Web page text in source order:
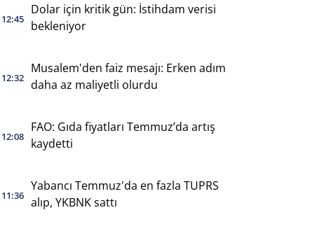
12:45
Dolar için kritik gün: İstihdam verisi
bekleniyor
12:32
Musalem'den faiz mesajı: Erken adım
daha az maliyetli olurdu
12:08
FAO: Gıda fiyatları Temmuz’da artış
kaydetti
11:36
Yabancı Temmuz'da en fazla TUPRS
alıp, YKBNK sattı